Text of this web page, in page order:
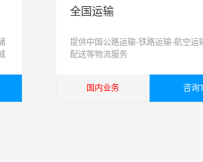
全国运输
提供中国公路运输-铁路运输-航空运
配送等物流服务
国内业务 咨询